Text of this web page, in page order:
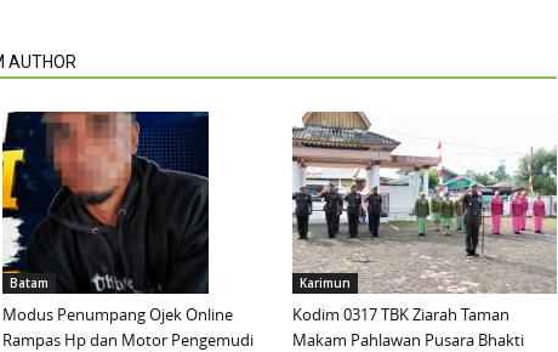
AUTHOR
Batam
Modus Penumpang Ojek Online
Rampas Hp dan Motor Pengemudi
Karimun
Kodim 0317 TBK Ziarah Taman
Makam Pahlawan Pusara Bhakti